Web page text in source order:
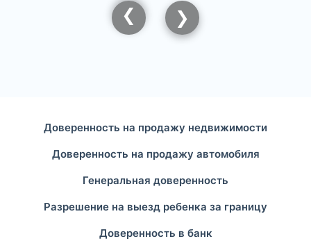
Доверенность на продажу недвижимости
Доверенность на продажу автомобиля
Генеральная доверенность
Разрешение на выезд ребенка за границу
Доверенность в банк